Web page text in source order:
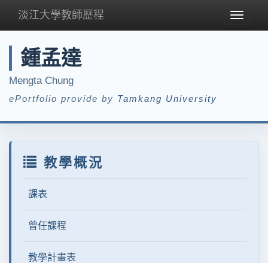
Toggle
淡江大學教師歷程
鍾孟達
Mengta Chung
ePortfolio provide by Tamkang University
教學概況
課表
曾任課程
教學計畫表